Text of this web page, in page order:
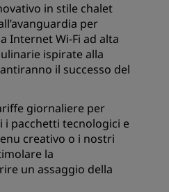
in stile chalet
per
Internet Wi-Fi ad alta
ispirate alla
il successo del
giornaliere per
i pacchetti tecnologici e
creativo o i nostri
la
un assaggio della